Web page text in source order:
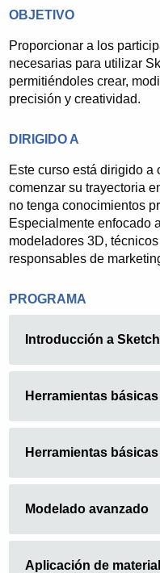
formación a través de
desarrollo y diseño
En el campo de la
pionera y lleva años
clientes con
Consultoras de
empresariales,
Esta experiencia ha
eficaz que viene
resultados en las
OBJETIVO
Proporcionar a los
necesarias para utilizar
permitiéndoles crear,
precisión y creatividad.
DIRIGIDO A
Este curso está dirigido a
comenzar su trayectoria
no tenga conocimientos
Especialmente enfocado
modeladores 3D,
responsables de
PROGRAMA
Introducción a
Herramientas básicas
Herramientas básicas
Modelado avanzado
Aplicación de